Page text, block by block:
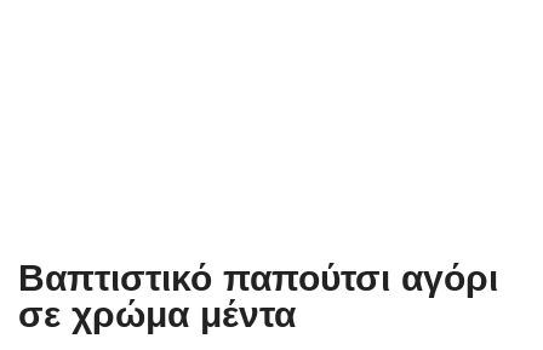
Βαπτιστικό παπούτσι αγόρι
σε χρώμα μέντα